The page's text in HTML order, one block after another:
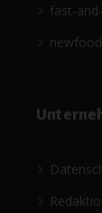
fast-